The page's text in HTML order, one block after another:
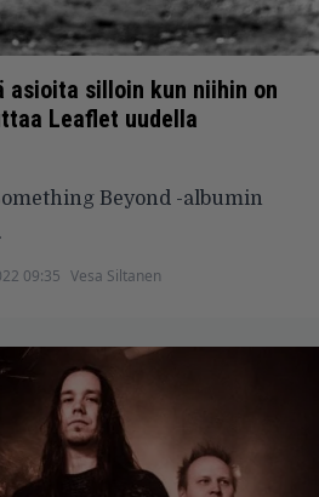
asioita silloin kun niihin on
Leaflet uudella
Beyond -albumin
09:35 Vesa Siltanen